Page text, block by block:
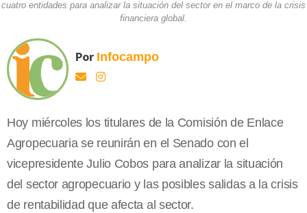
cuatro entidades para analizar la situación del sector en el marco de la crisis
financiera global.
Por Infocampo
Hoy miércoles los titulares de la Comisión de Enlace
Agropecuaria se reunirán en el Senado con el
vicepresidente Julio Cobos para analizar la situación
del sector agropecuario y las posibles salidas a la crisis
de rentabilidad que afecta al sector.